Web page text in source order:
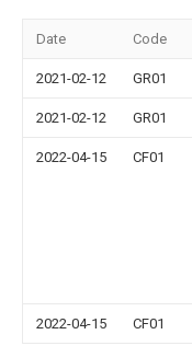
Date Code
2021-02-12 GR01
2021-02-12 GR01
2022-04-15 CF01
2022-04-15 CF01